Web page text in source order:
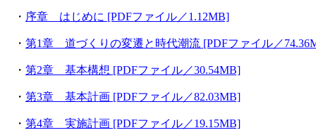
・ 序章 はじめに [PDFファイル／1.12MB]
・ 第1章 道づくりの変遷と時代潮流 [PDFファイル／
・ 第2章 基本構想 [PDFファイル／30.54MB]
・ 第3章 基本計画 [PDFファイル／82.03MB]
・ 第4章 実施計画 [PDFファイル／19.15MB]